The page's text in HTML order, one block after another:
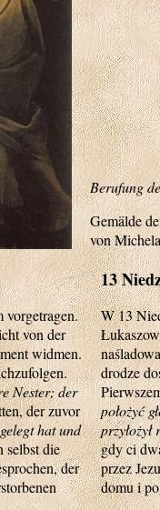
Berufung
Gemälde
von
vorgetragen.
von der
widmen.
Nester; der
der zuvor
hat und
selbst die
der
13
W 13
drodze
położyć
gdy ci
przez
domu i